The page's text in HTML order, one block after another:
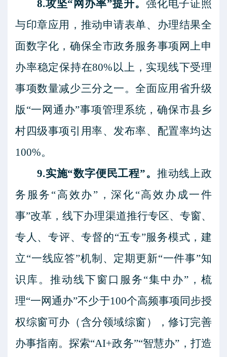
8.攻坚“网办率”提升。 强化电子证照
与印章应用，推动申请表单、办理结果全
面数字化，确保全市政务服务事项网上申
办率稳定保持在80%以上，实现线下受理
事项数量减少三分之一。全面应用省升级
版“一网通办”事项管理系统，确保市县乡
村四级事项引用率、发布率、配置率均达
100%。
9.实施“数字便民工程”。 推动线上政
务服务 “高效办”，深化“高效办成一件
事”改革，线下办理渠道推行专区、专窗、
专人、专评、专督的“五专”服务模式，建
立“一线应答”机制、定期更新“一件事”知
识库。推动线下窗口服务“集中办”，梳
理“一网通办”不少于100个高频事项同步授
权综窗可办（含分领域综窗），修订完善
办事指南。探索“AI+政务”“智慧办”，打造